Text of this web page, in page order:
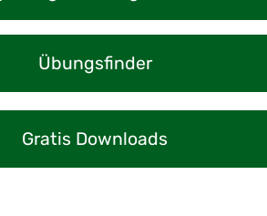
Übungsfinder
Gratis Downloads